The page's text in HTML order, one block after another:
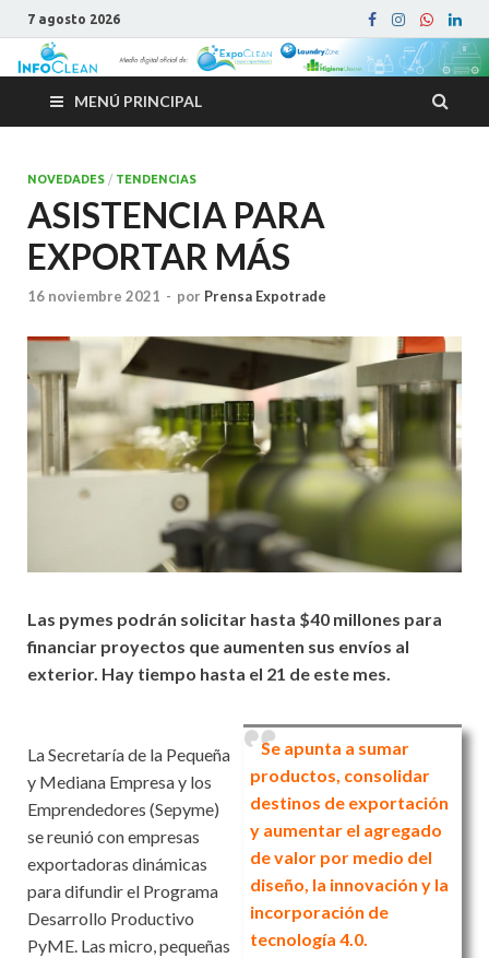
7 agosto 2026
MENÚ PRINCIPAL
NOVEDADES / TENDENCIAS
ASISTENCIA PARA
EXPORTAR MÁS
16 noviembre 2021 - por Prensa Expotrade
Las pymes podrán solicitar hasta $40 millones para
financiar proyectos que aumenten sus envíos al
exterior. Hay tiempo hasta el 21 de este mes.
Se apunta a sumar
productos, consolidar
destinos de exportación
y aumentar el agregado
de valor por medio del
diseño, la innovación y la
incorporación de
tecnología 4.0.
La Secretaría de la Pequeña
y Mediana Empresa y los
Emprendedores (Sepyme)
se reunió con empresas
exportadoras dinámicas
para difundir el Programa
Desarrollo Productivo
PyME. Las micro, pequeñas